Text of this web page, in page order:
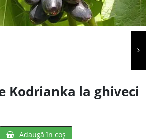
Kodrianka la ghiveci
curent
Adaugă în coș